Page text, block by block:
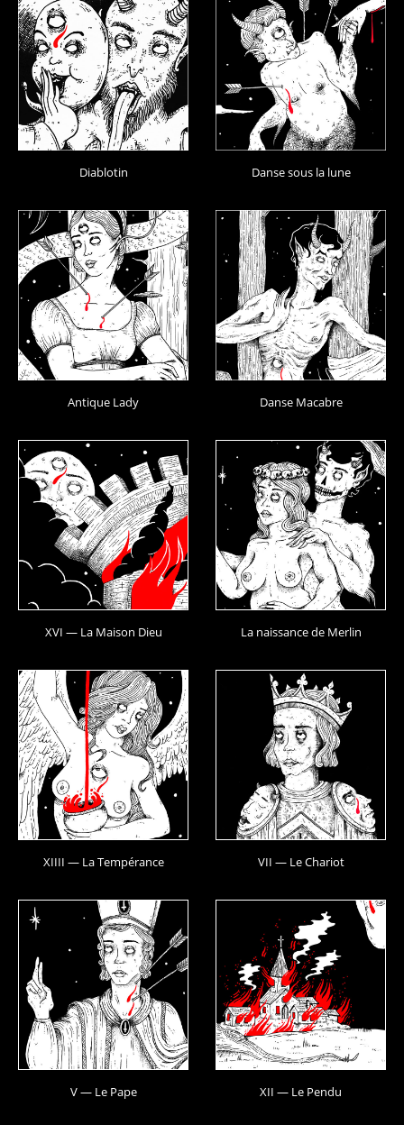
Diablotin Danse sous la lune
Antique Lady Danse Macabre
XVI — La Maison Dieu La naissance de Merlin
XIIII — La Tempérance VII — Le Chariot
V — Le Pape XII — Le Pendu